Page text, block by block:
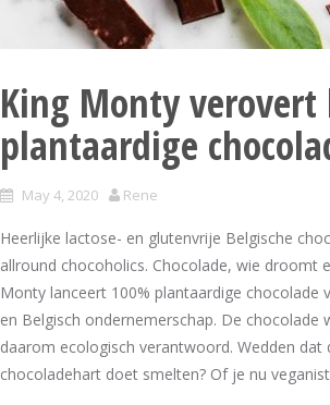
King Monty
plantaardige
May 4, 2020 Rene
Heerlijke lactose- en glutenvrije Belgische
allround chocoholics. Chocolade, wie droomt
Monty lanceert 100% plantaardige
en Belgisch ondernemerschap. De
daarom ecologisch verantwoord. Wedden
chocoladehart doet smelten? Of je nu